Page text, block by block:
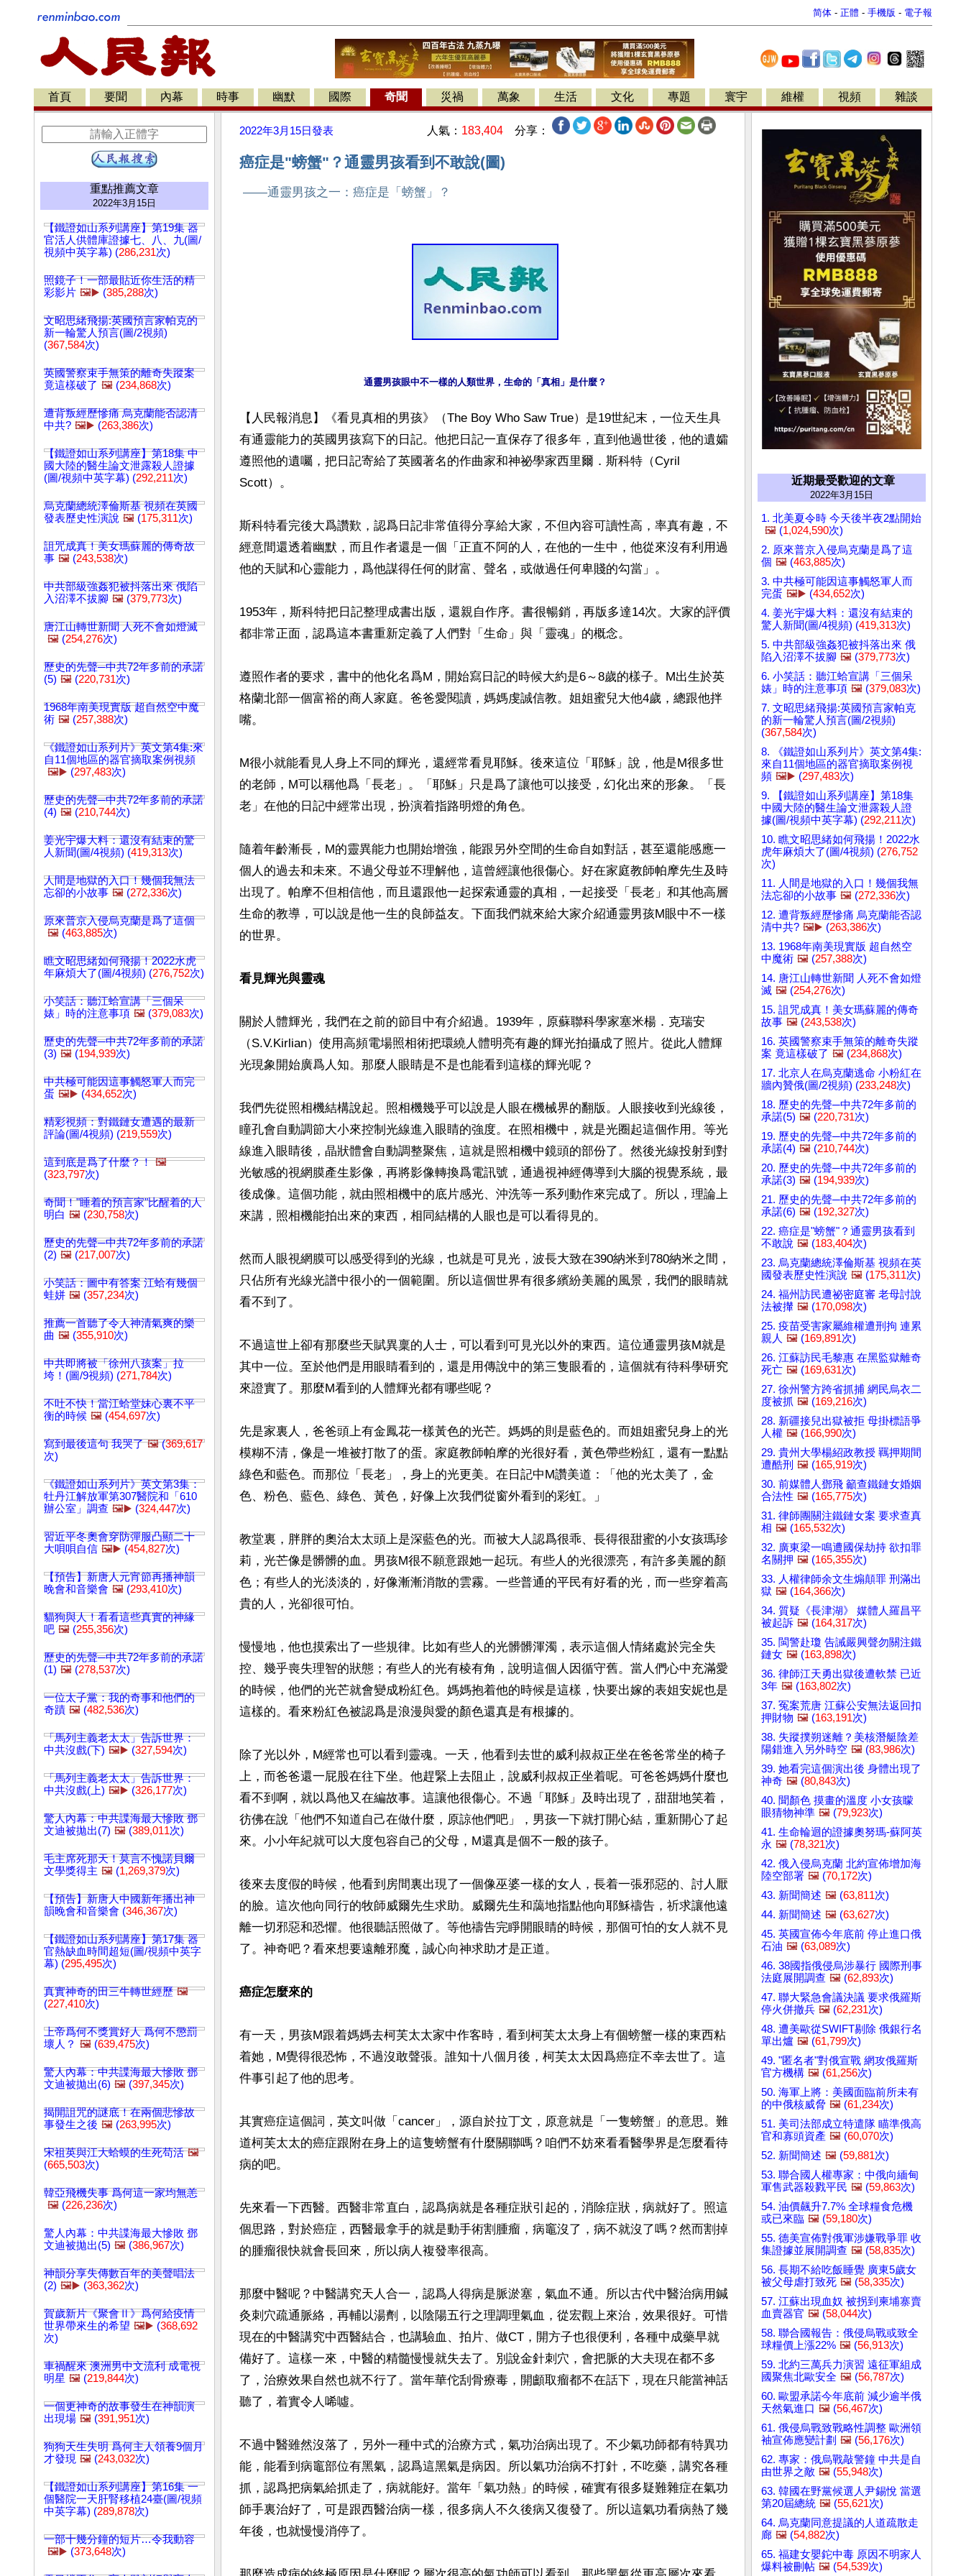
简体 - 正體 - 手機版 - 電子報
首頁 要聞 內幕 時事 幽默 國際 奇聞 災禍 萬象 生活 文化 專題 寰宇 維權 視頻 雜談
重點推薦文章
2022年3月15日
【鐵證如山系列講座】第19集 器
官活人供體庫證據七、八、九(圖/
視頻中英字幕) (286,231次)
照鏡子！一部最貼近你生活的精
彩影片 🖼️▶️ (385,288次)
文昭思緒飛揚:英國預言家帕克的
新一輪驚人預言(圖/2視頻)
(367,584次)
英國警察束手無策的離奇失蹤案
竟這樣破了 🖼️ (234,868次)
遭背叛經歷慘痛 烏克蘭能否認清
中共? 🖼️▶️ (263,386次)
【鐵證如山系列講座】第18集 中
國大陸的醫生論文泄露殺人證據
(圖/視頻中英字幕) (292,211次)
烏克蘭總統澤倫斯基 視頻在英國
發表歷史性演說 🖼️ (175,311次)
詛咒成真！美女瑪蘇麗的傳奇故
事 🖼️ (243,538次)
中共部級強姦犯被抖落出來 俄陷
入沼澤不拔腳 🖼️ (379,773次)
唐江山轉世新聞 人死不會如燈滅
🖼️ (254,276次)
歷史的先聲─中共72年多前的承諾
(5) 🖼️ (220,731次)
1968年南美現實版 超自然空中魔
術 🖼️ (257,388次)
《鐵證如山系列片》英文第4集:來
自11個地區的器官摘取案例視頻
🖼️▶️ (297,483次)
歷史的先聲─中共72年多前的承諾
(4) 🖼️ (210,744次)
姜光宇爆大料：還沒有結束的驚
人新聞(圖/4視頻) (419,313次)
人間是地獄的入口！幾個我無法
忘卻的小故事 🖼️ (272,336次)
原來普京入侵烏克蘭是爲了這個
🖼️ (463,885次)
瞧文昭思緒如何飛揚！2022水虎
年麻煩大了(圖/4視頻) (276,752次)
小笑話：聽江蛤宣講「三個呆
婊」時的注意事項 🖼️ (379,083次)
歷史的先聲─中共72年多前的承諾
(3) 🖼️ (194,939次)
中共極可能因這事觸怒軍人而完
蛋 🖼️▶️ (434,652次)
精彩視頻：對鐵鏈女遭遇的最新
評論(圖/4視頻) (219,559次)
這到底是爲了什麼？！ 🖼️
(323,797次)
奇聞！"睡着的預言家"比醒着的人
明白 🖼️ (230,758次)
歷史的先聲─中共72年多前的承諾
(2) 🖼️ (217,007次)
小笑話：圖中有答案 江蛤有幾個
蛙姘 🖼️ (357,234次)
推薦一首聽了令人神清氣爽的樂
曲 🖼️ (355,910次)
中共即將被「徐州八孩案」拉
垮！(圖/9視頻) (271,784次)
不吐不快！當江蛤堂妹心裏不平
衡的時候 🖼️ (454,697次)
寫到最後這句 我哭了 🖼️(369,617
次)
《鐵證如山系列片》英文第3集：
牡丹江解放軍第307醫院和「610
辦公室」調查 🖼️▶️ (324,447次)
習近平冬奧會穿防彈服凸顯二十
大唄唄自信 🖼️▶️ (454,827次)
【預告】新唐人元宵節再播神韻
晚會和音樂會 🖼️ (293,410次)
貓狗與人！看看這些真實的神緣
吧 🖼️ (255,356次)
歷史的先聲─中共72年多前的承諾
(1) 🖼️ (278,537次)
一位太子黨：我的奇事和他們的
奇蹟 🖼️ (482,536次)
「馬列主義老太太」告訴世界：
中共沒戲(下) 🖼️▶️ (327,594次)
「馬列主義老太太」告訴世界：
中共沒戲(上) 🖼️▶️ (326,177次)
驚人內幕：中共諜海最大慘敗 鄧
文迪被拋出(7) 🖼️ (389,011次)
毛主席死那天！莫言不愧諾貝爾
文學獎得主 🖼️ (1,269,379次)
【預告】新唐人中國新年播出神
韻晚會和音樂會 (346,367次)
【鐵證如山系列講座】第17集 器
官熱缺血時間超短(圖/視頻中英字
幕) (295,495次)
真實神奇的田三牛轉世經歷 🖼️
(227,410次)
上帝爲何不獎賞好人 爲何不懲罰
壞人？ 🖼️ (639,475次)
驚人內幕：中共諜海最大慘敗 鄧
文迪被拋出(6) 🖼️ (397,345次)
揭開詛咒的謎底！在兩個悲慘故
事發生之後 🖼️ (263,995次)
宋祖英與江大蛤蟆的生死苟活 🖼️
(665,503次)
韓亞飛機失事 爲何這一家均無恙
🖼️ (226,236次)
驚人內幕：中共諜海最大慘敗 鄧
文迪被拋出(5) 🖼️ (386,967次)
神韻分享失傳數百年的美聲唱法
(2) 🖼️▶️ (363,362次)
賀歲新片《聚會Ⅱ》爲何給疫情
世界帶來生的希望 🖼️▶️ (368,692
次)
車禍醒來 澳洲男中文流利 成電視
明星 🖼️ (219,844次)
一個更神奇的故事發生在神韻演
出現場 🖼️ (391,951次)
狗狗天生失明 爲何主人領養9個月
才發現 🖼️ (243,032次)
【鐵證如山系列講座】第16集 一
個醫院一天肝腎移植24臺(圖/視頻
中英字幕) (289,878次)
一部十幾分鐘的短片…令我動容
🖼️▶️ (373,648次)
2022年3月15日發表 人氣： 183,404 分享：
癌症是"螃蟹"？通靈男孩看到不敢說(圖)
——通靈男孩之一：癌症是「螃蟹」？
【人民報消息】《看見真相的男孩》（The Boy Who Saw True）是19世紀末，一位天生具
有通靈能力的英國男孩寫下的日記。他把日記一直保存了很多年，直到他過世後，他的遺孀
遵照他的遺囑，把日記寄給了英國著名的作曲家和神祕學家西里爾．斯科特（Cyril
Scott）。
斯科特看完後大爲讚歎，認爲日記非常值得分享給大家，不但內容可讀性高，率真有趣，不
經意間還透着幽默，而且作者還是一個「正直不阿的人，在他的一生中，他從來沒有利用過
他的天賦和心靈能力，爲他謀得任何的財富、聲名，或做過任何卑賤的勾當」。
1953年，斯科特把日記整理成書出版，還親自作序。書很暢銷，再版多達14次。大家的評價
都非常正面，認爲這本書重新定義了人們對「生命」與「靈魂」的概念。
遵照作者的要求，書中的他化名爲M，開始寫日記的時候大約是6～8歲的樣子。M出生於英
格蘭北部一個富裕的商人家庭。爸爸愛閱讀，媽媽虔誠信教。姐姐蜜兒大他4歲，總跟他拌
嘴。
M很小就能看見人身上不同的輝光，還經常看見耶穌。後來這位「耶穌」說，他是M很多世
的老師，M可以稱他爲「長老」。「耶穌」只是爲了讓他可以接受，幻化出來的形象。「長
老」在他的日記中經常出現，扮演着指路明燈的角色。
隨着年齡漸長，M的靈異能力也開始增強，能跟另外空間的生命自如對話，甚至還能感應一
個人的過去和未來。不過父母並不理解他，這曾經讓他很傷心。好在家庭教師帕摩先生及時
出現了。帕摩不但相信他，而且還跟他一起探索通靈的真相，一起接受「長老」和其他高層
生命的教導，可以說是他一生的良師益友。下面我們就來給大家介紹通靈男孩M眼中不一樣
的世界。
看見輝光與靈魂
關於人體輝光，我們在之前的節目中有介紹過。1939年，原蘇聯科學家塞米楊．克瑞安
（S.V.Kirlian）使用高頻電場照相術把環繞人體明亮有趣的輝光拍攝成了照片。從此人體輝
光現象開始廣爲人知。那麼人眼睛是不是也能看到這樣的輝光呢？
我們先從照相機結構說起。照相機幾乎可以說是人眼在機械界的翻版。人眼接收到光線後，
瞳孔會自動調節大小來控制光線進入眼睛的強度。在照相機中，就是光圈起這個作用。等光
線進入眼睛後，晶狀體會自動調整聚焦，這就是照相機中鏡頭的部份了。然後光線投射到對
光敏感的視網膜產生影像，再將影像轉換爲電訊號，通過視神經傳導到大腦的視覺系統，最
後成像。這個功能，就由照相機中的底片感光、沖洗等一系列動作來完成了。所以，理論上
來講，照相機能拍出來的東西，相同結構的人眼也是可以看得見的。
然而人眼視網膜可以感受得到的光線，也就是可見光，波長大致在390納米到780納米之間，
只佔所有光線光譜中很小的一個範圍。所以這個世界有很多繽紛美麗的風景，我們的眼睛就
看不到了。
不過這世上卻有那麼些天賦異稟的人士，可以看到可見光以外的東西。這位通靈男孩M就是
其中一位。至於他們是用眼睛看到的，還是用傳說中的第三隻眼看的，這個就有待科學研究
來證實了。那麼M看到的人體輝光都有哪些呢？
先是家裏人，爸爸頭上有金鳳花一樣黃色的光芒。媽媽的則是藍色的。而姐姐蜜兒身上的光
模糊不清，像是一堆被打散了的蛋。家庭教師帕摩的光很好看，黃色帶些粉紅，還有一點點
綠色和藍色。而那位「長老」，身上的光更美。在日記中M讚美道：「他的光太美了，金
色、粉色、藍色、綠色、黃色，好像上次我們從窗外看到的彩虹。」
教堂裏，胖胖的奧治太太頭上是深藍色的光。而被大人認爲很乖、長得很甜蜜的小女孩瑪珍
莉，光芒像是髒髒的血。男孩M很不願意跟她一起玩。有些人的光很漂亮，有許多美麗的顏
色；有些人的光淡淡的，好像漸漸消散的雲霧。一些普通的平民有好看的光，而一些穿着高
貴的人，光卻很可怕。
慢慢地，他也摸索出了一些規律。比如有些人的光髒髒渾濁，表示這個人情緒處於完全失
控、幾乎喪失理智的狀態；有些人的光有棱有角，說明這個人因循守舊。當人們心中充滿愛
的時候，他們的光芒就會變成粉紅色。媽媽抱着他的時候是這樣，快要出嫁的表姐安妮也是
這樣的。看來粉紅色被認爲是浪漫與愛的顏色還真是有根據的。
除了光以外，M經常也可以看到靈魂。一天，他看到去世的威利叔叔正坐在爸爸常坐的椅子
上，而爸爸還一屁股在往下坐。他趕緊上去阻止，說威利叔叔正坐着呢。可爸爸媽媽什麼也
看不到啊，就以爲他又在編故事。這讓他很傷心。不過「耶穌」及時出現了，甜甜地笑着，
彷佛在說「他們不知道自己在做什麼，原諒他們吧」，男孩一下就打開心結，重新開心了起
來。小小年紀就可以大度包容自己的父母，M還真是個不一般的孩子。
後來去度假的時候，他看到房間裏出現了一個像巫婆一樣的女人，長着一張邪惡的、討人厭
的臉。這次他向同行的牧師威爾先生求助。威爾先生和藹地指點他向耶穌禱告，祈求讓他遠
離一切邪惡和恐懼。他很聽話照做了。等他禱告完睜開眼睛的時候，那個可怕的女人就不見
了。神奇吧？看來想要遠離邪魔，誠心向神求助才是正道。
癌症怎麼來的
有一天，男孩M跟着媽媽去柯芙太太家中作客時，看到柯芙太太身上有個螃蟹一樣的東西粘
着她，M覺得很恐怖，不過沒敢聲張。誰知十八個月後，柯芙太太因爲癌症不幸去世了。這
件事引起了他的思考。
其實癌症這個詞，英文叫做「cancer」，源自於拉丁文，原意就是「一隻螃蟹」的意思。難
道柯芙太太的癌症跟附在身上的這隻螃蟹有什麼關聯嗎？咱們不妨來看看醫學界是怎麼看待
病的吧。
先來看一下西醫。西醫非常直白，認爲病就是各種症狀引起的，消除症狀，病就好了。照這
個思路，對於癌症，西醫最拿手的就是動手術割腫瘤，病竈沒了，病不就沒了嗎？然而割掉
的腫瘤很快就會長回來，所以病人複發率很高。
那麼中醫呢？中醫講究天人合一，認爲人得病是脈淤塞，氣血不通。所以古代中醫治病用鍼
灸刺穴疏通脈絡，再輔以湯劑，以陰陽五行之理調理氣血，從宏觀上來治，效果很好。可惜
現在的中醫講究中西醫結合，也講驗血、拍片、做CT，開方子也很便利，各種中成藥早就
備好了。這樣一來，中醫的精髓慢慢就失去了。別說金針刺穴，會把脈的大夫現在都不多
了，治療效果自然也就不行了。當年華佗刮骨療毒，開顱取瘤都不在話下，現在只能當神話
聽了，着實令人唏噓。
不過中醫雖然沒落了，另外一種中式的治療方式，氣功治病出現了。不少氣功師都有特異功
能，能看到病竈部位有黑氣，認爲這黑氣是病因。所以氣功治病不打針，不吃藥，講究各種
抓，認爲把病氣給抓走了，病就能好。當年「氣功熱」的時候，確實有很多疑難雜症在氣功
師手裏治好了，可是跟西醫治病一樣，很多病人不久後病又復發了。所以這氣功看病熱了幾
年後，也就慢慢消停了。
近期最受歡迎的文章
2022年3月15日
1. 北美夏令時 今天後半夜2點開始
🖼️ (1,024,590次)
2. 原來普京入侵烏克蘭是爲了這
個 🖼️ (463,885次)
3. 中共極可能因這事觸怒軍人而
完蛋 🖼️▶️ (434,652次)
4. 姜光宇爆大料：還沒有結束的
驚人新聞(圖/4視頻) (419,313次)
5. 中共部級強姦犯被抖落出來 俄
陷入沼澤不拔腳 🖼️ (379,773次)
6. 小笑話：聽江蛤宣講「三個呆
婊」時的注意事項 🖼️ (379,083次)
7. 文昭思緒飛揚:英國預言家帕克
的新一輪驚人預言(圖/2視頻)
(367,584次)
8. 《鐵證如山系列片》英文第4集:
來自11個地區的器官摘取案例視
頻 🖼️▶️ (297,483次)
9. 【鐵證如山系列講座】第18集
中國大陸的醫生論文泄露殺人證
據(圖/視頻中英字幕) (292,211次)
10. 瞧文昭思緒如何飛揚！2022水
虎年麻煩大了(圖/4視頻) (276,752
次)
11. 人間是地獄的入口！幾個我無
法忘卻的小故事 🖼️ (272,336次)
12. 遭背叛經歷慘痛 烏克蘭能否認
清中共? 🖼️▶️ (263,386次)
13. 1968年南美現實版 超自然空
中魔術 🖼️ (257,388次)
14. 唐江山轉世新聞 人死不會如燈
滅 🖼️ (254,276次)
15. 詛咒成真！美女瑪蘇麗的傳奇
故事 🖼️ (243,538次)
16. 英國警察束手無策的離奇失蹤
案 竟這樣破了 🖼️ (234,868次)
17. 北京人在烏克蘭逃命 小粉紅在
牆內贊俄(圖/2視頻) (233,248次)
18. 歷史的先聲─中共72年多前的
承諾(5) 🖼️ (220,731次)
19. 歷史的先聲─中共72年多前的
承諾(4) 🖼️ (210,744次)
20. 歷史的先聲─中共72年多前的
承諾(3) 🖼️ (194,939次)
21. 歷史的先聲─中共72年多前的
承諾(6) 🖼️ (192,327次)
22. 癌症是"螃蟹"？通靈男孩看到
不敢說 🖼️ (183,404次)
23. 烏克蘭總統澤倫斯基 視頻在英
國發表歷史性演說 🖼️ (175,311次)
24. 福州訪民遭祕密庭審 老母討說
法被攆 🖼️ (170,098次)
25. 疫苗受害家屬維權遭刑拘 連累
親人 🖼️ (169,891次)
26. 江蘇訪民毛黎惠 在黑監獄離奇
死亡 🖼️ (169,631次)
27. 徐州警方跨省抓捕 網民烏衣二
度被抓 🖼️ (169,216次)
28. 新疆接兒出獄被拒 母掛標語爭
人權 🖼️ (166,990次)
29. 貴州大學楊紹政教授 羈押期間
遭酷刑 🖼️ (165,919次)
30. 前媒體人鄧飛 籲查鐵鏈女婚姻
合法性 🖼️ (165,775次)
31. 律師團關注鐵鏈女案 要求查真
相 🖼️ (165,532次)
32. 廣東梁一鳴遭國保劫持 欲扣罪
名關押 🖼️ (165,355次)
33. 人權律師余文生煽顛罪 刑滿出
獄 🖼️ (164,366次)
34. 質疑《長津湖》 媒體人羅昌平
被起訴 🖼️ (164,317次)
35. 閩警赴瓊 告誡嚴興聲勿關注鐵
鏈女 🖼️ (163,898次)
36. 律師江天勇出獄後遭軟禁 已近
3年 🖼️ (163,802次)
37. 冤案荒唐 江蘇公安無法返回扣
押財物 🖼️ (163,191次)
38. 失蹤撲朔迷離？美核潛艇陰差
陽錯進入另外時空 🖼️ (83,986次)
39. 她看完這個演出後 身體出現了
神奇 🖼️ (80,843次)
40. 聞顏色 摸畫的溫度 小女孩矇
眼猜物神準 🖼️ (79,923次)
41. 生命輪迴的證據奧努瑪-蘇阿英
永 🖼️ (78,321次)
42. 俄入侵烏克蘭 北約宣佈增加海
陸空部署 🖼️ (70,172次)
43. 新聞簡述 🖼️ (63,811次)
44. 新聞簡述 🖼️ (63,627次)
45. 英國宣佈今年底前 停止進口俄
石油 🖼️ (63,089次)
46. 38國指俄侵烏涉暴行 國際刑事
法庭展開調查 🖼️ (62,893次)
47. 聯大緊急會議決議 要求俄羅斯
停火併撤兵 🖼️ (62,231次)
48. 遭美歐從SWIFT剔除 俄銀行名
單出爐 🖼️ (61,799次)
49. "匿名者"對俄宣戰 網攻俄羅斯
官方機構 🖼️ (61,256次)
50. 海軍上將：美國面臨前所未有
的中俄核威脅 🖼️ (61,234次)
51. 美司法部成立特遣隊 瞄準俄高
官和寡頭資產 🖼️ (60,070次)
52. 新聞簡述 🖼️ (59,881次)
53. 聯合國人權專家：中俄向緬甸
軍售武器殺戮平民 🖼️ (59,863次)
54. 油價飆升7.7% 全球糧食危機
或已來臨 🖼️ (59,180次)
55. 德美宣佈對俄軍涉嫌戰爭罪 收
集證據並展開調查 🖼️ (58,835次)
56. 長期不給吃飯睡覺 廣東5歲女
被父母虐打致死 🖼️ (58,335次)
57. 江蘇出現血奴 被拐到柬埔寨賣
血賣器官 🖼️ (58,044次)
58. 聯合國報告：俄侵烏戰或致全
球糧價上漲22% 🖼️ (56,913次)
59. 北約三萬兵力演習 遠征軍組成
國聚焦北歐安全 🖼️ (56,787次)
60. 歐盟承諾今年底前 減少逾半俄
天然氣進口 🖼️ (56,467次)
61. 俄侵烏戰致戰略性調整 歐洲領
袖宣佈應變計劃 🖼️ (56,176次)
62. 專家：俄烏戰敲警鐘 中共是自
由世界之敵 🖼️ (55,948次)
63. 韓國在野黨候選人尹錫悅 當選
第20屆總統 🖼️ (55,621次)
64. 烏克蘭同意提議的人道疏散走
廊 🖼️ (54,882次)
65. 福建女嬰鉈中毒 原因不明家人
爆料被刪帖 🖼️ (54,539次)